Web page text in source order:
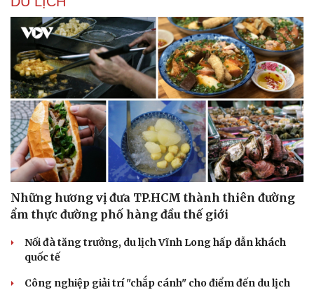
Những hương vị đưa TP.HCM thành thiên đường
ẩm thực đường phố hàng đầu thế giới
Nối đà tăng trưởng, du lịch Vĩnh Long hấp dẫn khách
quốc tế
Công nghiệp giải trí "chắp cánh" cho điểm đến du lịch